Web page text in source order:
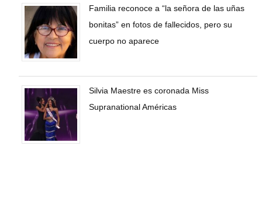
Familia reconoce a “la señora de las uñas
bonitas” en fotos de fallecidos, pero su
cuerpo no aparece
Silvia Maestre es coronada Miss
Supranational Américas